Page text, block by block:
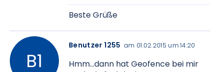
Beste Grüße
Benutzer 1255 am 01.02.2015 um 14:20
Hmm...dann hat Geofence bei mir